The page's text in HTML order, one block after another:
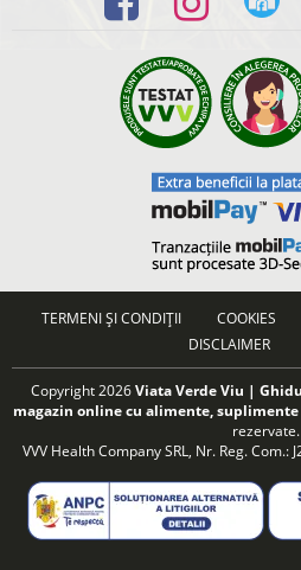
TERMENI ȘI CONDIȚII COOKIES
DISCLAIMER
Copyright 2026Viata Verde Viu |
magazin online cu alimente,
rezervate.
VVV Health Company SRL, Nr. Reg. Com.: